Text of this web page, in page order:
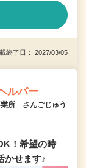
終了日： 2027/03/05
ルパー
所 さんごじゅう
！希望の時
かせます♪